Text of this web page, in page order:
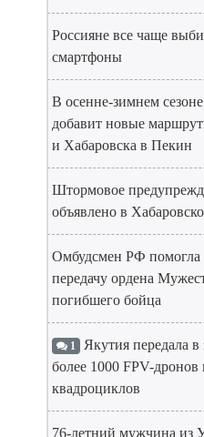
Россияне все чаще
смартфоны
В осенне-зимнем
добавит новые
и Хабаровска в Пекин
Штормовое
объявлено в
Омбудсмен РФ помогла
передачу ордена
погибшего бойца
1 Якутия передала
более 1000 FPV-дронов
квадроциклов
76-летний мужчина из